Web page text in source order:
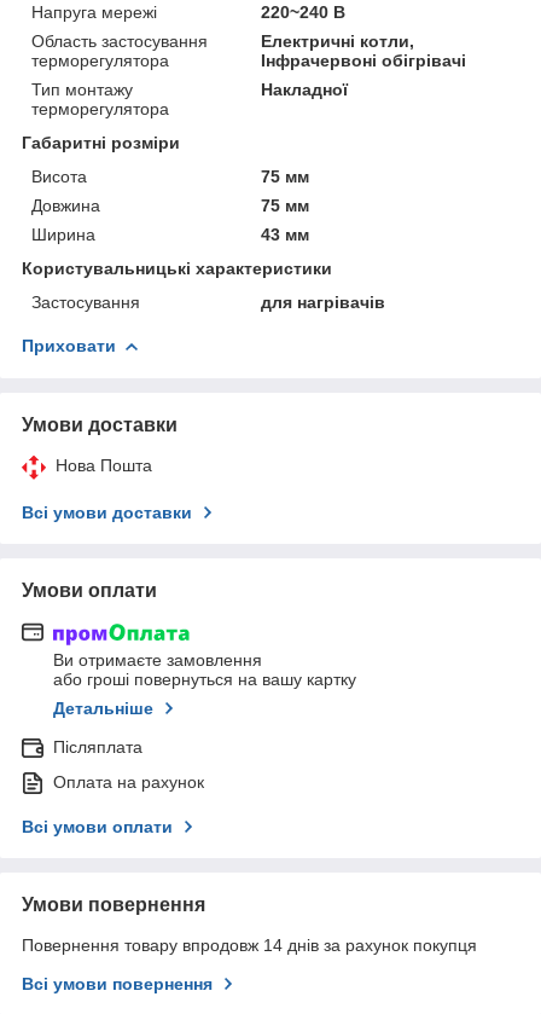
Напруга мережі
220~240 В
Область застосування
терморегулятора
Електричні котли,
Інфрачервоні обігрівачі
Тип монтажу
терморегулятора
Накладної
Габаритні розміри
Висота
75 мм
Довжина
75 мм
Ширина
43 мм
Користувальницькі характеристики
Застосування
для нагрівачів
Приховати
Умови доставки
Нова Пошта
Всі умови доставки
Умови оплати
Ви отримаєте замовлення
або гроші повернуться на вашу картку
Детальніше
Післяплата
Оплата на рахунок
Всі умови оплати
Умови повернення
Повернення товару впродовж 14 днів за рахунок покупця
Всі умови повернення